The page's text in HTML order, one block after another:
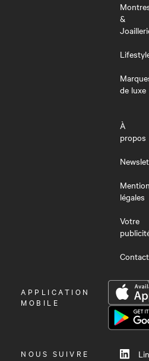
&
de luxe
À
propos
légales
Votre
Contact
OUVRIR
LE
APPLICATION
MOBILE
NOUS SUIVRE